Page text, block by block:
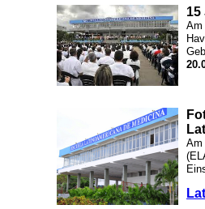
15
Am
Am